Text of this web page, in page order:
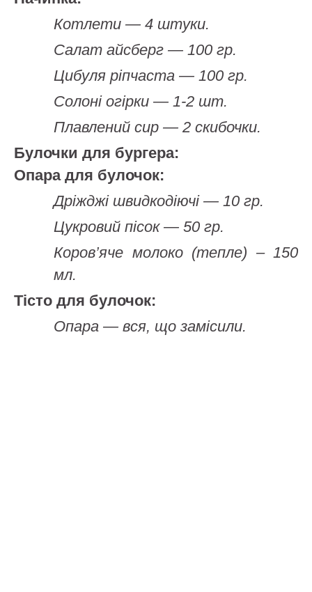
Котлети — 4 штуки.
Салат айсберг — 100 гр.
Цибуля ріпчаста — 100 гр.
Солоні огірки — 1-2 шт.
Плавлений сир — 2 скибочки.
Булочки для бургера:
Опара для булочок:
Дріжджі швидкодіючі — 10 гр.
Цукровий пісок — 50 гр.
Коров’яче молоко (тепле) – 150
мл.
Тісто для булочок:
Опара — вся, що замісили.